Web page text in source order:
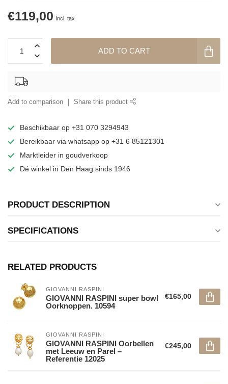
€119,00 Incl. tax
ADD TO CART
Add to comparison Share this product
Beschikbaar op +31 070 3294943
Bereikbaar via whatsapp op +31 6 85121301
Marktleider in goudverkoop
Dé winkel in Den Haag sinds 1946
PRODUCT DESCRIPTION
SPECIFICATIONS
RELATED PRODUCTS
GIOVANNI RASPINI
GIOVANNI RASPINI super bowl
Oorknoppen. 10594
€165,00
GIOVANNI RASPINI
GIOVANNI RASPINI Oorbellen
met Leeuw en Parel –
Referentie 12025
€245,00